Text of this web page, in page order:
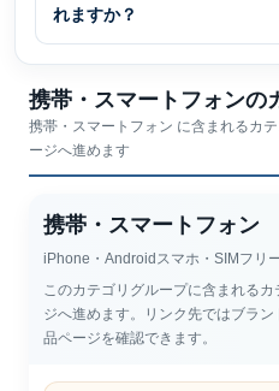
れますか？
携帯・スマートフォンの
携帯・スマートフォン に含まれるカ
ージへ進めます
携帯・スマートフォン
iPhone・Androidスマホ・SIMフリ
このカテゴリグループに含まれる
ジへ進めます。リンク先ではブラ
品ページを確認できます。